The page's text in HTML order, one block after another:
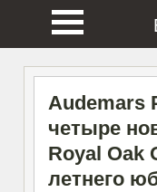
Audemars
четыре
Royal Oak
летнего